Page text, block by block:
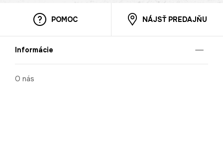
POMOC NÁJSŤ PREDAJŇU
Informácie
O nás